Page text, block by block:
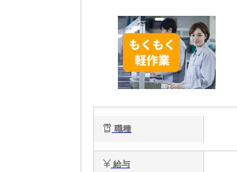
職種
給与